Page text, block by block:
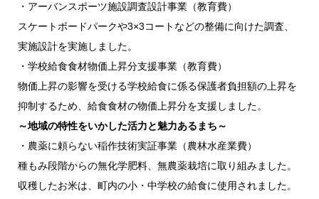
・アーバンスポーツ施設調査設計事業（教育費）
スケートボードパークや3×3コートなどの整備に向けた調査、
実施設計を実施しました。
・学校給食食材物価上昇分支援事業（教育費）
物価上昇の影響を受ける学校給食に係る保護者負担額の上昇を
抑制するため、給食食材の物価上昇分を支援しました。
～地域の特性をいかした活力と魅力あるまち～
・農薬に頼らない稲作技術実証事業（農林水産業費）
種もみ段階からの無化学肥料、無農薬栽培に取り組みました。
収穫したお米は、町内の小・中学校の給食に使用されました。